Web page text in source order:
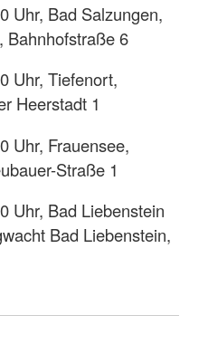
Uhr, Bad Salzungen,
Bahnhofstraße 6
Uhr, Tiefenort,
Heerstadt 1
Uhr, Frauensee,
Straße 1
Uhr, Bad Liebenstein
Bad Liebenstein,